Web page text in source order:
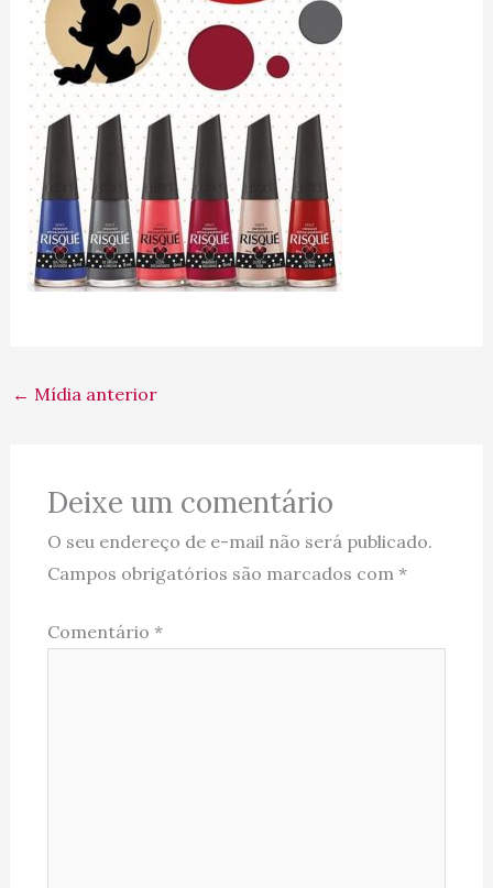
← Mídia anterior
Deixe um comentário
O seu endereço de e-mail não será publicado.
Campos obrigatórios são marcados com *
Comentário *